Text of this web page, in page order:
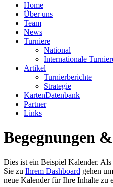
Home
Über uns
Team
News
Turniere
National
Internationale
Artikel
Turnierberichte
Strategie
KartenDatenbank
Partner
Links
Begegnungen
Dies ist ein Beispiel Kalender. Als
Sie zu Ihrem Dashboard gehen
neue Kalender für Ihre Inhalte zu